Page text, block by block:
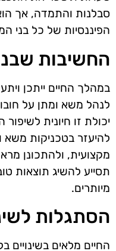
סבלנות והתמדה, אך
הפיננסיות של כל בני
החשיבות
במהלך החיים ייתכן
לנהל משא ומתן על
יכולת זו חיונית
להיעזר בטכניקות משא
מקצועית, ולהתכונן
תסייע להשיג תוצאות
מיותרים.
הסתגלות
החיים מלאים בשינויים